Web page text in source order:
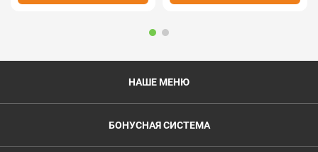
НАШЕ МЕНЮ
БОНУСНАЯ СИСТЕМА